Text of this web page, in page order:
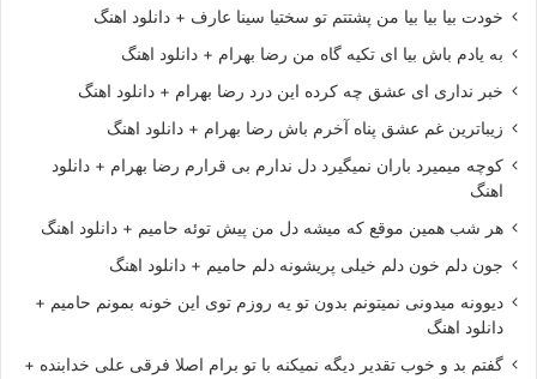
خودت بیا بیا بیا من پشتتم تو سختیا سینا عارف + دانلود اهنگ
به یادم باش بیا ای تکیه گاه من رضا بهرام + دانلود اهنگ
خبر نداری ای عشق چه کرده این درد رضا بهرام + دانلود اهنگ
زیباترین غم عشق پناه آخرم باش رضا بهرام + دانلود اهنگ
کوچه میمیرد باران نمیگیرد دل ندارم بی قرارم رضا بهرام + دانلود
اهنگ
هر شب همین موقع که میشه دل من پیش توئه حامیم + دانلود اهنگ
جون دلم خون دلم خیلی پریشونه دلم حامیم + دانلود اهنگ
دیوونه میدونی نمیتونم بدون تو یه روزم توی این خونه بمونم حامیم +
دانلود اهنگ
گفتم بد و خوب تقدیر دیگه نمیکنه با تو برام اصلا فرقی علی خدابنده +